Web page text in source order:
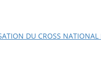
DU CROSS NATIONAL